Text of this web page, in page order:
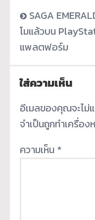
SAGA
โมแล้วบน
แพลตฟอร์ม
ใส่ความเห็น
อีเมลของคุณจะไม่
จำเป็นถูกทำเครื่อง
ความเห็น *